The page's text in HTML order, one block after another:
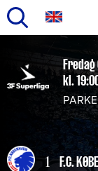
hovedindhold
Primær
navigation
Fredag
kl.
1 F.C.